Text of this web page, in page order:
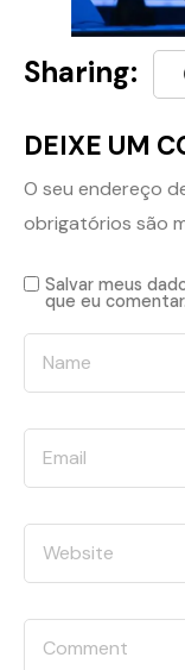
Sharing:
DEIXE UM
O seu endereço
obrigatórios são
Salvar meus
que eu comentar.